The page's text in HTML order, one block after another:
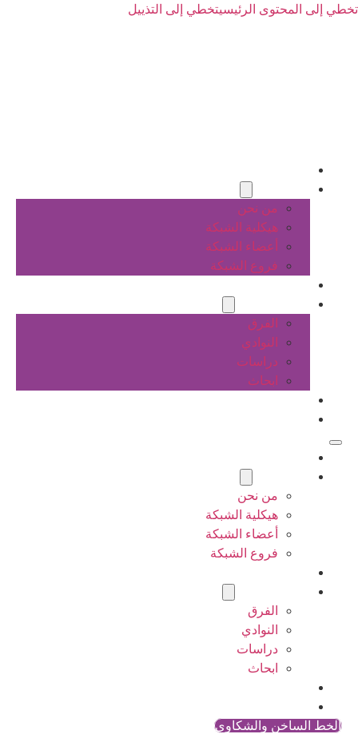
تخطي إلى المحتوى الرئيسيتخطي إلى التذييل
من نحن
هيكلية الشبكة
أعضاء الشبكة
فروع الشبكة
الفرق
النوادي
دراسات
ابحاث
من نحن
هيكلية الشبكة
أعضاء الشبكة
فروع الشبكة
الفرق
النوادي
دراسات
ابحاث
الخط الساخن والشكاوي